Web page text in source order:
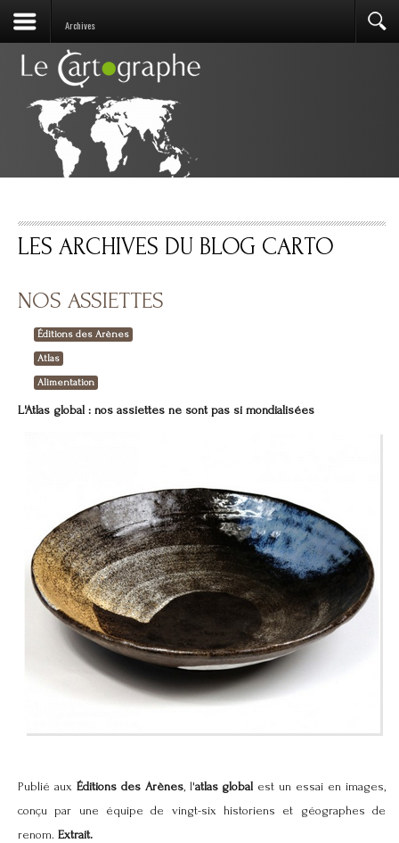
Archives
LES ARCHIVES DU BLOG CARTO
NOS ASSIETTES
Éditions des Arènes
Atlas
Alimentation
L'Atlas global : nos assiettes ne sont pas si mondialisées
Publié aux Éditions des Arènes, l'atlas global est un essai en images,
conçu par une équipe de vingt-six historiens et géographes de
renom. Extrait.